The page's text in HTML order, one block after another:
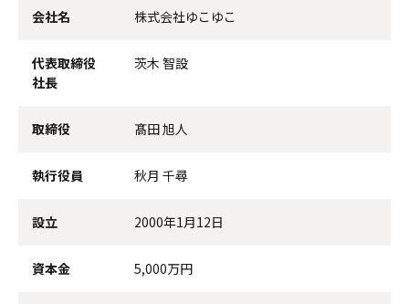
会社名 株式会社ゆこゆこ
代表取締役
社長
茨木 智設
取締役 髙田 旭人
執行役員 秋月 千尋
設立 2000年1月12日
資本金 5,000万円